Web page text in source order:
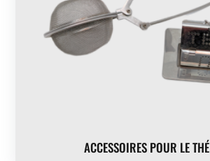
ACCESSOIRES POUR LE THÉ